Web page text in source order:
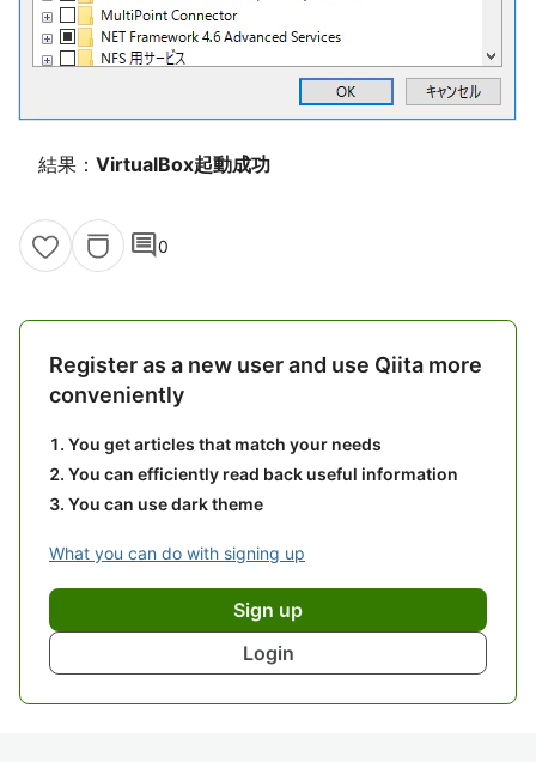
結果： VirtualBox起動成功
comment0
Register as a new user and use Qiita more
conveniently
You get articles that match your needs
You can efficiently read back useful information
You can use dark theme
What you can do with signing up
Sign up
Login